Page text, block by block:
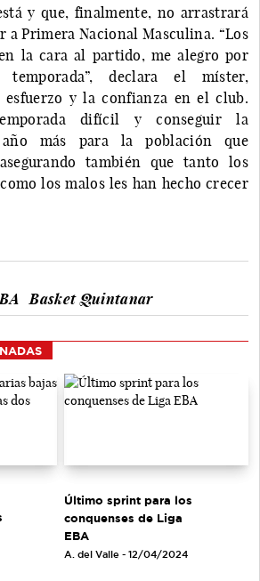
y que, finalmente, no arrastrará
a Primera Nacional Masculina. “Los
la cara al partido, me alegro por
declara el míster,
esfuerzo y la confianza en el club.
difícil y conseguir la
más para la población que
también que tanto los
los malos les han hecho crecer
Basket Quintanar
Último sprint para los
conquenses de Liga
EBA
A. del Valle - 12/04/2024